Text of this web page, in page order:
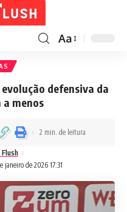
Aa
defensiva da
a menos
janeiro de 2026 17:31
2 min. de leitura